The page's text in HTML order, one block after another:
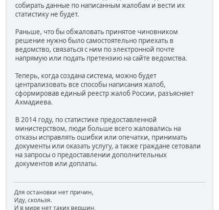
собирать данные по написанным жалобам и вести их
статистику не будет.
Раньше, что бы обжаловать принятое чиновником
решение нужно было самостоятельно приехать в
ведомство, связаться с ним по электронной почте
напрямую или подать претензию на сайте ведомства.
Теперь, когда создана система, можно будет
централизовать все способы написания жалоб,
сформировав единый реестр жалоб России, разъясняет
Ахмадиева.
В 2014 году, по статистике предоставленной
министерством, люди больше всего жаловались на
отказы исправлять ошибки или опечатки, принимать
документы или оказать услугу, а также граждане сетовали
на запросы о предоставлении дополнительных
документов или доплаты.
Для остановки нет причин,
Иду, скользя.
И в мире нет таких вершин,